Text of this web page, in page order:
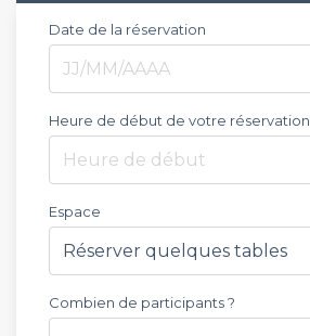
Date de la réservation
Heure de début de votre réservation
Heure de début
Espace
Combien de participants ?